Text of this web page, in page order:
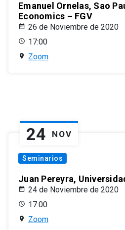
Emanuel Ornelas, Sao
Economics – FGV
26 de Noviembre de 2020
17:00
Zoom
24 NOV
Seminarios
Juan Pereyra,
24 de Noviembre de 2020
17:00
Zoom